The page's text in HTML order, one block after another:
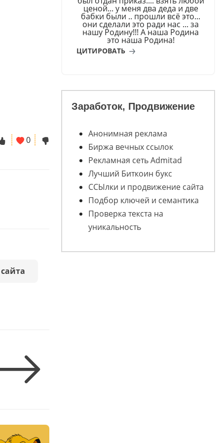
0
ценой... у меня два деда и две
бабки были .. прошли всё это...
они сделали это ради нас ... за
нашу Родину!!! А наша Родина
это наша Родина!
ЦИТИРОВАТЬ
Заработок, Продвижение
Анонимная реклама
Биржа вечных ссылок
Рекламная сеть Admitad
Лучший Биткоин букс
ССЫлки и продвижение сайта
Подбор ключей и семантика
Проверка текста на
уникальность